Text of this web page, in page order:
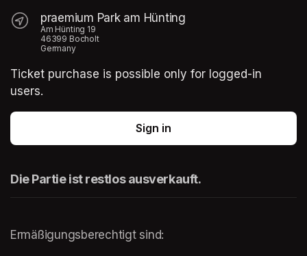
praemium Park am Hünting
Am Hünting 19
46399 Bocholt
Germany
Ticket purchase is possible only for logged-in
users.
Sign in
Die Partie ist restlos ausverkauft.
Ermäßigungsberechtigt sind: